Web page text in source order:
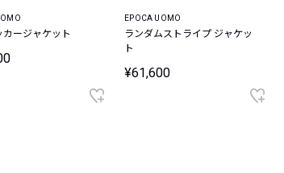
カージャケット
EPOCA UOMO
ランダムストライプ ジャケッ
ト
¥61,600